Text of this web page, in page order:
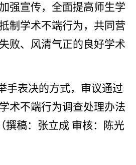
强宣传，全面提高师生学
制学术不端行为，共同营
败、风清气正的良好学术
手表决的方式，审议通过
术不端行为调查处理办法
撰稿：张立成 审核：陈光